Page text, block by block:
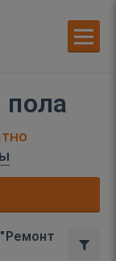
пола